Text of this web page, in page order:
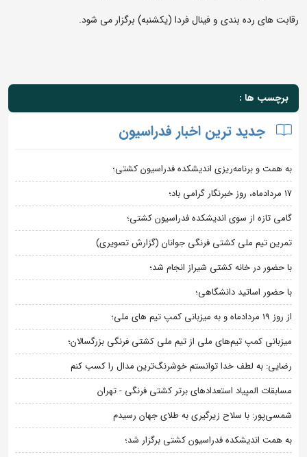
رقابت های رده بندی و فینال فردا (یکشنبه) برگزار می شود.
برچسب ها :
جدید ترین اخبار فدراسیون
به همت و برنامه‌ریزی اندیشکده فدراسیون کشتی؛
۱۷ مردادماه، روز خبرنگار گرامی باد؛
گامی تازه از سوی اندیشکده فدراسیون کشتی؛
تمرین تیم ملی کشتی فرنگی جوانان (گزارش تصویری)
با حضور در خانه کشتی شیراز انجام شد؛
با حضور اساتید دانشگاهی؛
از روز 19 مردادماه و به میزبانی کمپ تیم های ملی؛
میزبانی کمپ تیم‌های ملی از تیم ملی کشتی فرنگی بزرگسالان؛
رضایی: به لطف خدا توانستم خوشرنگ‌ترین مدال را کسب کنم
مسابقات المپیاد استعدادهای برتر کشتی فرنگی - تهران
شمسی‌پور: با سلاح زیرگیری به طلای جهان رسیدم
به همت اندیشکده فدراسیون کشتی برگزار شد؛